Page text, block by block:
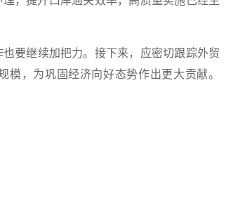
继续加把力。接下来，应密切跟踪外贸
模，为巩固经济向好态势作出更大贡献。